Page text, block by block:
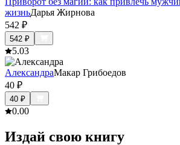
жизньДарья Жирнова
542 ₽
542 ₽
5.03
АлександраМакар Грибоедов
40 ₽
40 ₽
0.00
Издай свою книгу